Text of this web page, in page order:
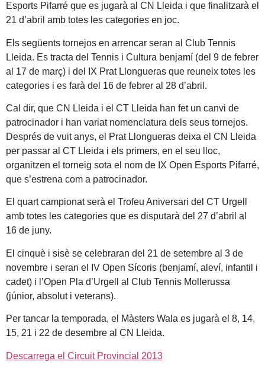
Esports Pifarré que es jugarà al CN Lleida i que finalitzarà el
21 d’abril amb totes les categories en joc.
Els següents tornejos en arrencar seran al Club Tennis
Lleida. Es tracta del Tennis i Cultura benjamí (del 9 de febrer
al 17 de març) i del IX Prat Llongueras que reuneix totes les
categories i es farà del 16 de febrer al 28 d’abril.
Cal dir, que CN Lleida i el CT Lleida han fet un canvi de
patrocinador i han variat nomenclatura dels seus tornejos.
Després de vuit anys, el Prat Llongueras deixa el CN Lleida
per passar al CT Lleida i els primers, en el seu lloc,
organitzen el torneig sota el nom de IX Open Esports Pifarré,
que s’estrena com a patrocinador.
El quart campionat serà el Trofeu Aniversari del CT Urgell
amb totes les categories que es disputarà del 27 d’abril al
16 de juny.
El cinquè i sisè se celebraran del 21 de setembre al 3 de
novembre i seran el IV Open Sícoris (benjamí, aleví, infantil i
cadet) i l’Open Pla d’Urgell al Club Tennis Mollerussa
(júnior, absolut i veterans).
Per tancar la temporada, el Màsters Wala es jugarà el 8, 14,
15, 21 i 22 de desembre al CN Lleida.
Descarrega el Circuit Provincial 2013